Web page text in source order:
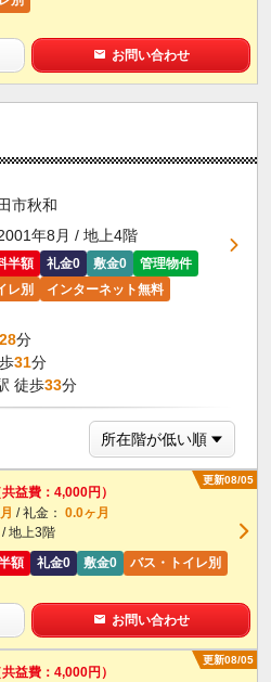
お問い合わせ
市秋和
年8月 / 地上4階
半額 礼金0 敷金0
管理物件
レ別
インターネット無料
28分
31分
徒歩33分
更新08/05
共益費：4,000円）
/ 礼金： 0.0ヶ月
地上3階
額
礼金0 敷金0 バス・トイレ別
お問い合わせ
更新08/05
共益費：4,000円）